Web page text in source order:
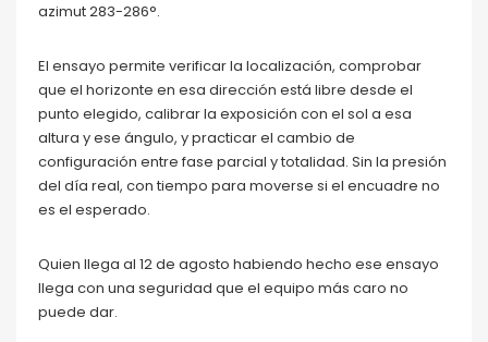
azimut 283-286°.
El ensayo permite verificar la localización, comprobar
que el horizonte en esa dirección está libre desde el
punto elegido, calibrar la exposición con el sol a esa
altura y ese ángulo, y practicar el cambio de
configuración entre fase parcial y totalidad. Sin la presión
del día real, con tiempo para moverse si el encuadre no
es el esperado.
Quien llega al 12 de agosto habiendo hecho ese ensayo
llega con una seguridad que el equipo más caro no
puede dar.